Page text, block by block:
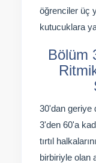
öğrenciler üç
kutucuklara
Bölüm
30'dan geriye
3'den 60'a
tırtıl
birbiriyle olan